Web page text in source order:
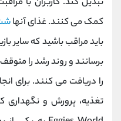
کمک می کنند. غذای آنها
باید مراقب باشید که سایر
را دریافت می کنند. برای
تغذیه، پرورش و